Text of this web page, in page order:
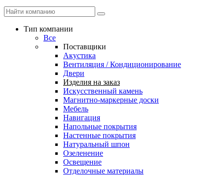
Тип компании
Все
Поставщики
Акустика
Вентиляция / Кондиционирование
Двери
Изделия на заказ
Искусственный камень
Магнитно-маркерные доски
Мебель
Навигация
Напольные покрытия
Настенные покрытия
Натуральный шпон
Озеленение
Освещение
Отделочные материалы